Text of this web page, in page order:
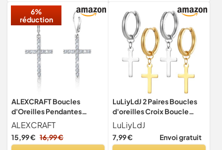
6%
réduction
ALEXCRAFT Boucles
d'Oreilles Pendantes
Femme Argent Croix Plein
Strass
ALEXCRAFT
15,99 € 16,99 €
LuLiyLdJ 2 Paires Boucles
d'oreilles Croix Boucle
d'oreille Croix Boucle
d'oreille Homme Boucle
Doreille Homme Boucles
LuLiyLdJ
7,99 € Envoi gratuit